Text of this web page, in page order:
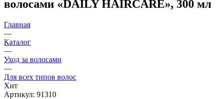
волосами «DAILY HAIRCARE», 300 мл
Главная
—
Каталог
—
Уход за волосами
—
Для всех типов волос
Хит
Артикул: 91310